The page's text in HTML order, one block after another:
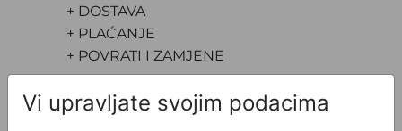
+ DOSTAVA
+ PLAĆANJE
+ POVRATI I ZAMJENE
Vi upravljate svojim podacima